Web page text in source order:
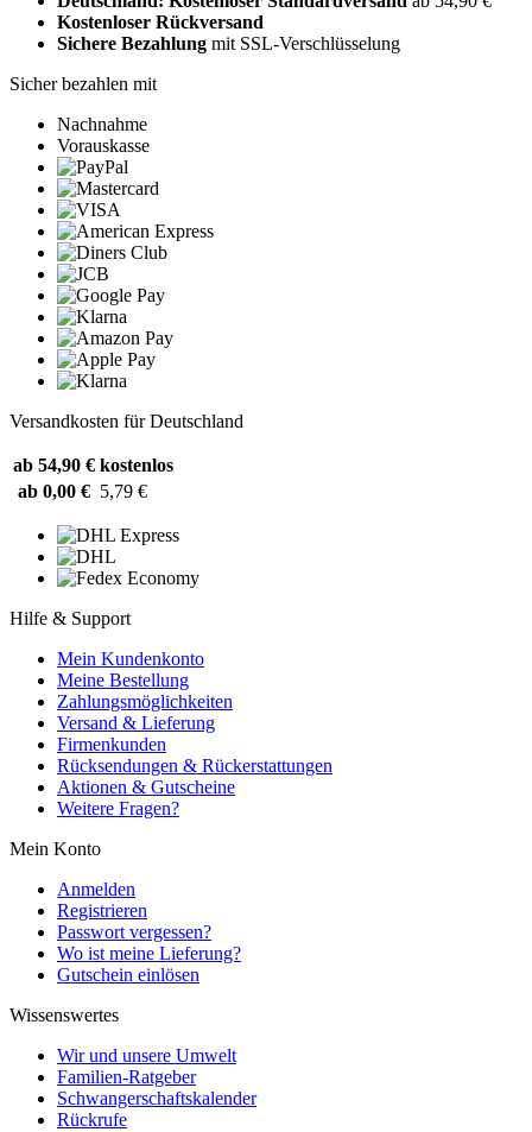
Kostenloser Rückversand
Sichere Bezahlung mit SSL-Verschlüsselung
Sicher bezahlen mit
Nachnahme
Vorauskasse
Versandkosten für Deutschland
ab 54,90 € kostenlos
ab 0,00 € 5,79 €
Hilfe & Support
Mein Kundenkonto
Meine Bestellung
Zahlungsmöglichkeiten
Versand & Lieferung
Firmenkunden
Rücksendungen & Rückerstattungen
Aktionen & Gutscheine
Weitere Fragen?
Mein Konto
Anmelden
Registrieren
Passwort vergessen?
Wo ist meine Lieferung?
Gutschein einlösen
Wissenswertes
Wir und unsere Umwelt
Familien-Ratgeber
Schwangerschaftskalender
Rückrufe